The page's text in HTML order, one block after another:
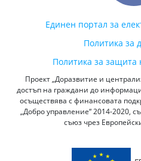
Единен портал за
Политика за
Политика за
Проект „Доразвитие и
достъп на граждани до
осъществява с финансовата
„Добро управление“ 2014-2020,
съюз чрез